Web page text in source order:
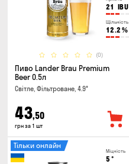
21 IBU
Щільність
12.2 %
(0)
Пиво Lander Brau Premium
Beer 0.5л
Світле, Фільтроване, 4.9°
43,50
грн за 1 шт
Міцність
5 °
Тільки онлайн